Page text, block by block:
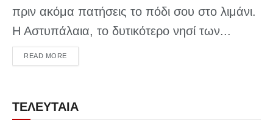
πριν ακόμα πατήσεις το πόδι σου στο λιμάνι.
Η Αστυπάλαια, το δυτικότερο νησί των...
READ MOREDETAILS
ΤΕΛΕΥΤΑΙΑ